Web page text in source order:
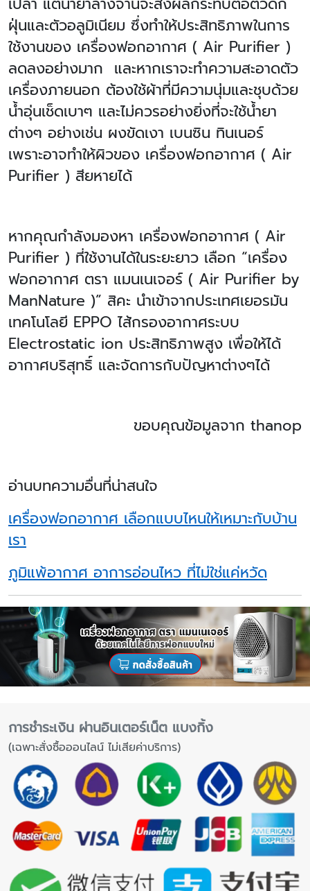
ฝุ่นและตัวอลูมิเนียม ซึ่งทำให้ประสิทธิภาพในการ
ใช้งานของ เครื่องฟอกอากาศ ( Air Purifier )
ลดลงอย่างมาก และหากเราจะทำความสะอาดตัว
เครื่องภายนอก ต้องใช้ผ้าที่มีความนุ่มและชุบด้วย
น้ำอุ่นเช็ดเบาๆ และไม่ควรอย่างยิ่งที่จะใช้น้ำยา
ต่างๆ อย่างเช่น ผงขัดเงา เบนซิน ทินเนอร์
เพราะอาจทำให้ผิวของ เครื่องฟอกอากาศ ( Air
Purifier ) สียหายได้
หากคุณกำลังมองหา เครื่องฟอกอากาศ ( Air
Purifier ) ที่ใช้งานได้ในระยะยาว เลือก “เครื่อง
ฟอกอากาศ ตรา แมนเนเจอร์ ( Air Purifier by
ManNature )” สิคะ นำเข้าจากประเทศเยอรมัน
เทคโนโลยี EPPO ไส้กรองอากาศระบบ
Electrostatic ion ประสิทธิภาพสูง เพื่อให้ได้
อากาศบริสุทธิ์ และจัดการกับปัญหาต่างๆได้
ขอบคุณข้อมูลจาก thanop
อ่านบทความอื่นที่น่าสนใจ
เครื่องฟอกอากาศ เลือกแบบไหนให้เหมาะกับบ้าน
เรา
ภูมิแพ้อากาศ อาการอ่อนไหว ที่ไม่ใช่แค่หวัด
การชำระเงิน ผ่านอินเตอร์เน็ต แบงกิ้ง
(เฉพาะสั่งซื้อออนไลน์ ไม่เสียค่าบริการ)